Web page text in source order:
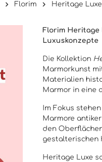
Florim Heritage Luxe
Florim Heritage
Luxuskonzepte
Die Kollektion
Marmorkunst
Materialien
Marmor in eine
Im Fokus
Marmore
den
gestalterischen
Heritage Luxe